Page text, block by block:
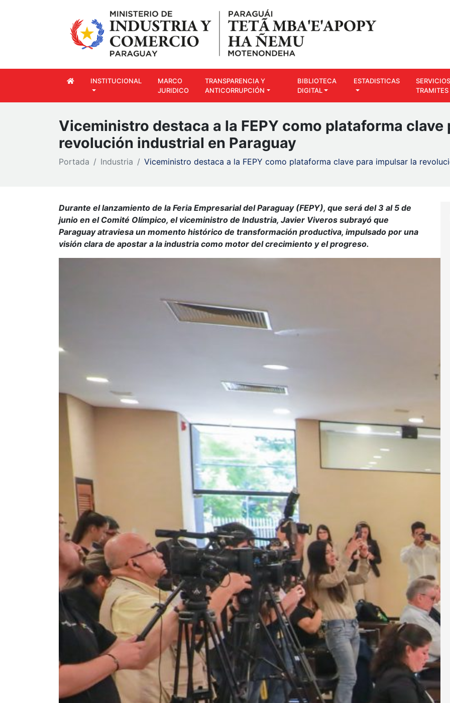
INSTITUCIONAL
MARCO
JURIDICO
TRANSPARENCIA Y
ANTICORRUPCIÓN
BIBLIOTECA
DIGITAL
ESTADISTICAS
TRAMITES
Viceministro destaca a la FEPY como plataforma clave
revolución industrial en Paraguay
Portada Industria Viceministro destaca a la FEPY como plataforma clave para impulsar la
Durante el lanzamiento de la Feria Empresarial del Paraguay (FEPY), que será del 3 al 5 de
junio en el Comité Olímpico, el viceministro de Industria, Javier Viveros subrayó que
Paraguay atraviesa un momento histórico de transformación productiva, impulsado por una
visión clara de apostar a la industria como motor del crecimiento y el progreso.